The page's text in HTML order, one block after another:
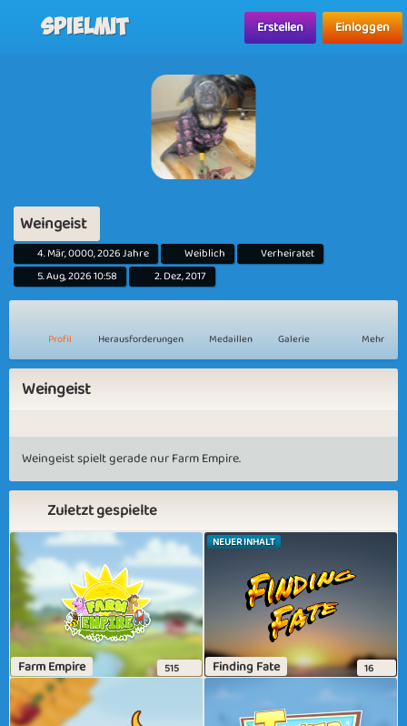
Spielmit Erstellen Einloggen
Weingeist
4. Mär, 0000, 2026 Jahre Weiblich
Verheiratet
5. Aug, 2026 10:58
2. Dez, 2017
Profil Herausforderungen Medaillen Galerie Mehr
Weingeist
Weingeist spielt gerade nur Farm Empire.
Zuletzt gespielte
Farm Empire 515
NEUER INHALT
Finding Fate 16